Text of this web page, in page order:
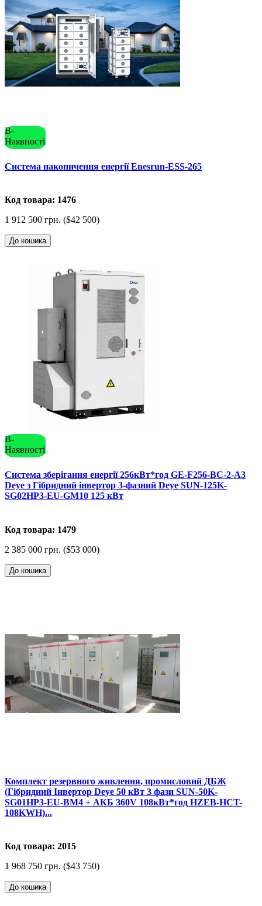
В-
Наявності
Система накопичення енергії Enesrun-ESS-265
Код товара: 1476
1 912 500 грн. ($42 500)
До кошика
В-
Наявності
Система зберігання енергії 256кВт*год GE-F256-BC-2-A3
Deye з Гібридний інвертор 3-фазний Deye SUN-125K-
SG02HP3-EU-GM10 125 кВт
Код товара: 1479
2 385 000 грн. ($53 000)
До кошика
Комплект резервного живлення, промисловий ДБЖ
(Гібридний Інвертор Deye 50 кВт 3 фази SUN-50K-
SG01HP3-EU-BM4 + АКБ 360V 108кВт*год HZEB-HCT-
108KWH)...
Код товара: 2015
1 968 750 грн. ($43 750)
До кошика